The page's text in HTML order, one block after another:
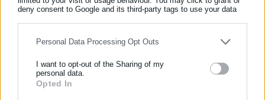
deny consent to Google and its third-party tags to use your data
Personal Data Processing Opt Outs
I want to opt-out of the Sharing of my
personal data.
Opted In
Όλα τα νέα
Περισσότερα άρθρα
ΕΓΓΡΑΦΗ NEWSLETTER